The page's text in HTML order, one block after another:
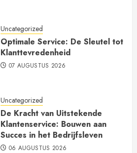
Uncategorized
Optimale Service: De Sleutel tot
Klanttevredenheid
07 AUGUSTUS 2026
Uncategorized
De Kracht van Uitstekende
Klantenservice: Bouwen aan
Succes in het Bedrijfsleven
06 AUGUSTUS 2026